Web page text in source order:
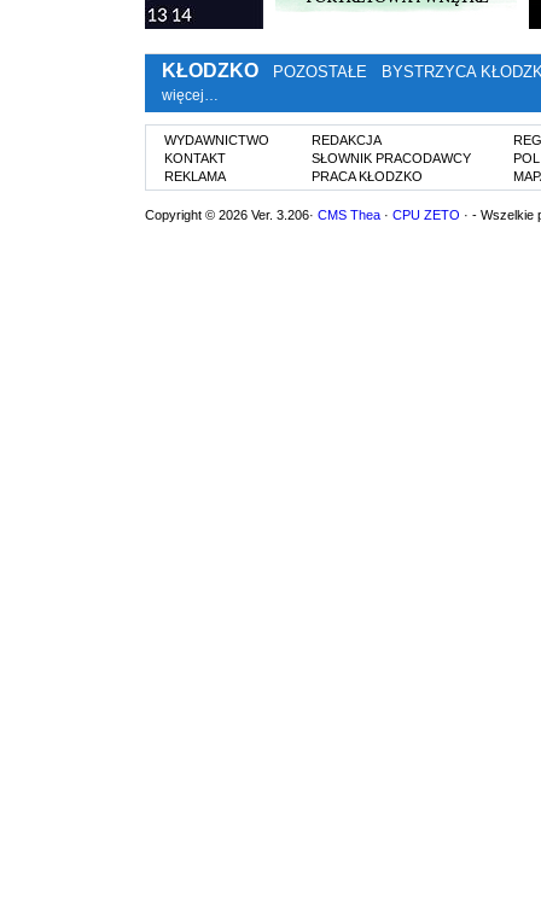
KŁODZKO POZOSTAŁE BYSTRZYCA
więcej…
WYDAWNICTWO
KONTAKT
REKLAMA
REDAKCJA
SŁOWNIK PRACODAWCY
PRACA KŁODZKO
Copyright © 2026 Ver. 3.206· CMS Thea · CPU ZETO · - Wszelkie